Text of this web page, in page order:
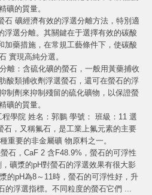
礦的質量。
石 礦經濟有效的浮選分離方法，特別適
浮選分離。其關鍵在于選擇有效的碳酸
加藥措施，在常規工藝條件下，使碳酸
實現高純分選。
離：含硫化礦的螢石，一般用黃藥捕收
酸類捕收劑浮選螢石，還可在螢石的浮
制劑來抑制殘留的硫化礦物，以保證螢
礦的質量。
學院 姓名：郭鵬 學號： 班級：11 選
石，又稱氟石，是工業上氟元素的主要
重要的非金屬礦 物原料之一。
石，CaF 2 含F48.9%，螢石的可浮性
礦漿的pH對螢石的浮選效果有很大影
的pH為8～11時，螢石的可浮性好，升
的浮選指標。不同粒度的螢石它們 ...